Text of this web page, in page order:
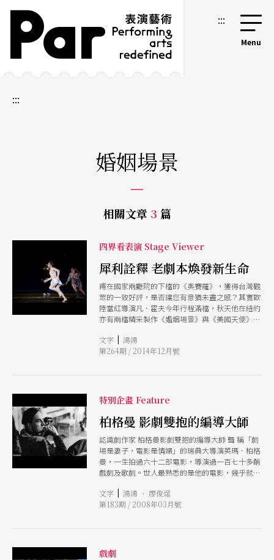
跳到主要內容區塊
網站導覽 :::
:::
婚姻場景
相關文章 3 篇
四界看表演 Stage Viewer
犀利詮釋 老劇本煥發新生命
甫在國家兩廳院的下檔的《奧賽羅》，獲得台灣觀
眾的一致好評，是否讓您有意猶未盡之感？其實歐
陸當紅導演凡．霍夫今年行程滿檔，秋天他在紐約
亦有兩檔精采製作《婚姻場景》與《美國天使》，
電影改編。前者取自柏格曼的電影劇本，將一則略
嫌冗長的情感記錄，轉化成當前社會眾生的殊相與
代。
文字 | 鴻鴻
第264期 / 2014年12月號
特別企畫 Feature
柏格曼 影劇雙抱的編導大師
認識劇作家 柏格曼影劇雙抱的編導大師 聲 稱「劇
場是妻子，電影是情婦」的瑞典大導演英瑪．柏格
曼，一生拍過六十二部電影，導演過一百七十多齣
戲劇及歌劇。世人最熟悉的是他的電影，幾乎就是
他，拍電影時編劇從不假他人之手，但在劇場裡就
百分之九十九都是導別人的劇本，唯一的例外就是
文字 | 鴻鴻 、 廖俊逞
第183期 / 2008年03月號
戲劇